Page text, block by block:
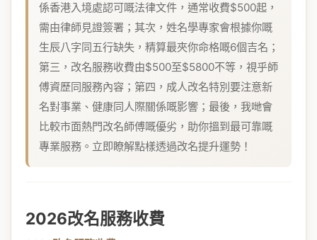
係香港入境處認可嘅法律文件，通常收費$500起，
需由律師見證簽署；其次，姓名學專家會根據你嘅
生辰八字同五行缺失，精算最夾你命格嘅6個吉名；
第三，改名服務收費由$500至$5800不等，視乎師
傅資歷同服務內容；第四，成人改名特別要注意新
名對事業、健康同人際關係嘅影響；最後，我哋會
比較市面熱門改名師傅嘅優劣，助你搵到最可靠嘅
專業服務。立即瞭解點樣透過改名提升運勢！
2026改名服務收費